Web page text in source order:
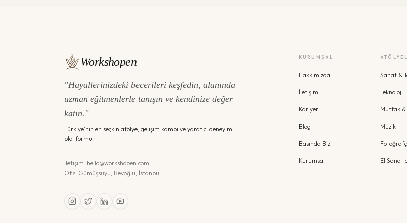
Workshopen
"Hayallerinizdeki becerileri keşfedin, alanında
uzman eğitmenlerle tanışın ve kendinize değer
katın."
Türkiye'nin en seçkin atölye, gelişim kampı ve yaratıcı deneyim
platformu.
İletişim: hello@workshopen.com
Ofis: Gümüşsuyu, Beyoğlu, İstanbul
KURUMSAL
Hakkımızda
İletişim
Kariyer
Blog
Basında Biz
Kurumsal
Sanat &
Teknoloji
Mutfak &
Müzik
El